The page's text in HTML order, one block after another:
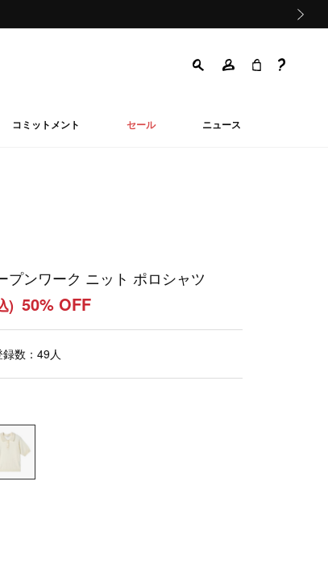
コミットメント セール ニュース
プンワーク ニット ポロシャツ
) 50% OFF
録数：49人